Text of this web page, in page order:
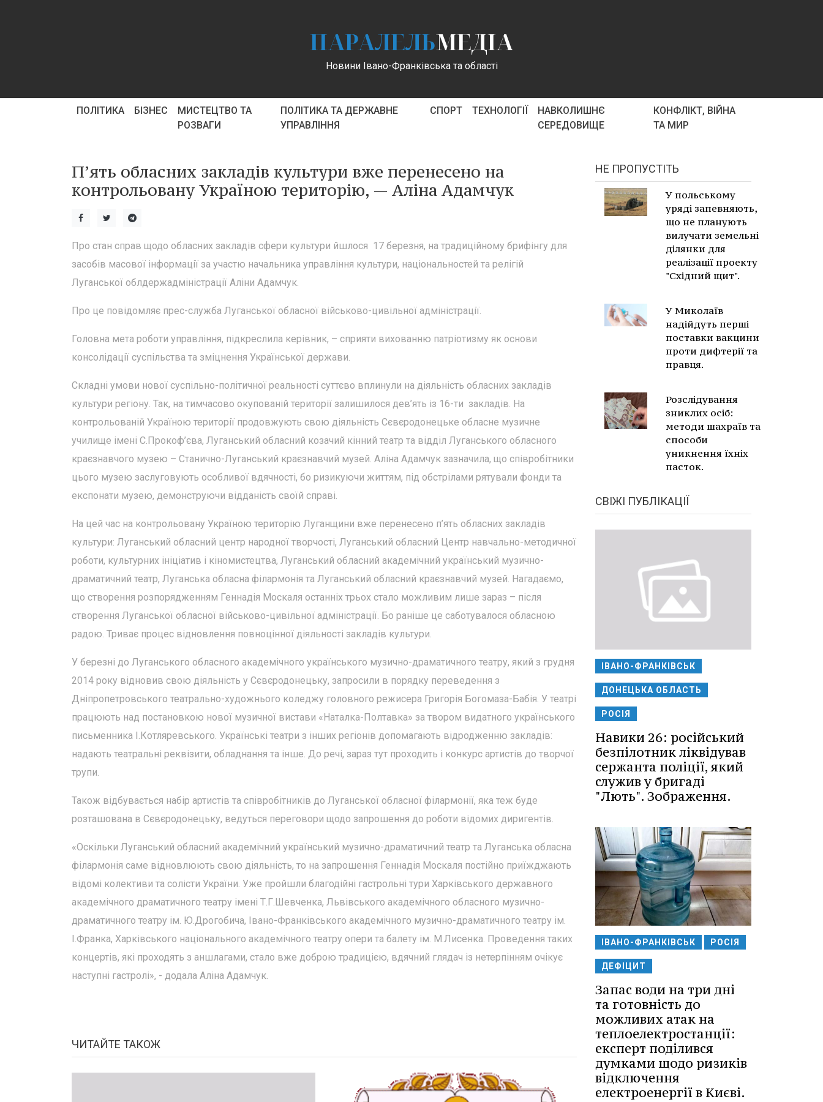
ПАРАЛЕЛЬМЕДІА
Новини Івано-Франківська та області
ПОЛІТИКА БІЗНЕС
МИСТЕЦТВО ТА
РОЗВАГИ
ПОЛІТИКА ТА ДЕРЖАВНЕ
УПРАВЛІННЯ
СПОРТ ТЕХНОЛОГІЇ
НАВКОЛИШНЄ
СЕРЕДОВИЩЕ
КОНФЛІКТ, ВІЙНА
ТА МИР
П’ять обласних закладів культури вже перенесено на
контрольовану Україною територію, — Аліна Адамчук
Про стан справ щодо обласних закладів сфери культури йшлося 17 березня, на традиційному брифінгу для
засобів масової інформації за участю начальника управління культури, національностей та релігій
Луганської облдержадміністрації Аліни Адамчук.
Про це повідомляє прес-служба Луганської обласної військово-цивільної адміністрації.
Головна мета роботи управління, підкреслила керівник, – сприяти вихованню патріотизму як основи
консолідації суспільства та зміцнення Української держави.
Складні умови нової суспільно-політичної реальності суттєво вплинули на діяльність обласних закладів
культури регіону. Так, на тимчасово окупованій території залишилося дев’ять із 16-ти закладів. На
контрольованій Україною території продовжують свою діяльність Сєвєродонецьке обласне музичне
училище імені С.Прокоф’єва, Луганський обласний козачий кінний театр та відділ Луганського обласного
краєзнавчого музею – Станично-Луганський краєзнавчий музей. Аліна Адамчук зазначила, що співробітники
цього музею заслуговують особливої вдячності, бо ризикуючи життям, під обстрілами рятували фонди та
експонати музею, демонструючи відданість своїй справі.
На цей час на контрольовану Україною територію Луганщини вже перенесено п’ять обласних закладів
культури: Луганський обласний центр народної творчості, Луганський обласний Центр навчально-методичної
роботи, культурних ініціатив і кіномистецтва, Луганський обласний академічний український музично-
драматичний театр, Луганська обласна філармонія та Луганський обласний краєзнавчий музей. Нагадаємо,
що створення розпорядженням Геннадія Москаля останніх трьох стало можливим лише зараз – після
створення Луганської обласної військово-цивільної адміністрації. Бо раніше це саботувалося обласною
радою. Триває процес відновлення повноцінної діяльності закладів культури.
У березні до Луганського обласного академічного українського музично-драматичного театру, який з грудня
2014 року відновив свою діяльність у Сєвєродонецьку, запросили в порядку переведення з
Дніпропетровського театрально-художнього коледжу головного режисера Григорія Богомаза-Бабія. У театрі
працюють над постановкою нової музичної вистави «Наталка-Полтавка» за твором видатного українського
письменника І.Котляревського. Українські театри з інших регіонів допомагають відродженню закладів:
надають театральні реквізити, обладнання та інше. До речі, зараз тут проходить і конкурс артистів до творчої
трупи.
Також відбувається набір артистів та співробітників до Луганської обласної філармонії, яка теж буде
розташована в Сєвєродонецьку, ведуться переговори щодо запрошення до роботи відомих диригентів.
«Оскільки Луганський обласний академічний український музично-драматичний театр та Луганська обласна
філармонія саме відновлюють свою діяльність, то на запрошення Геннадія Москаля постійно приїжджають
відомі колективи та солісти України. Уже пройшли благодійні гастрольні тури Харківського державного
академічного драматичного театру імені Т.Г.Шевченка, Львівського академічного обласного музично-
драматичного театру ім. Ю.Дрогобича, Івано-Франківського академічного музично-драматичного театру ім.
І.Франка, Харківського національного академічного театру опери та балету ім. М.Лисенка. Проведення таких
концертів, які проходять з аншлагами, стало вже доброю традицією, вдячний глядач із нетерпінням очікує
наступні гастролі», - додала Аліна Адамчук.
ЧИТАЙТЕ ТАКОЖ
НЕ ПРОПУСТІТЬ
У польському
уряді запевняють,
що не планують
вилучати земельні
ділянки для
реалізації проекту
"Східний щит".
У Миколаїв
надійдуть перші
поставки вакцини
проти дифтерії та
правця.
Розслідування
зниклих осіб:
методи шахраїв та
способи
уникнення їхніх
пасток.
СВІЖІ ПУБЛІКАЦІЇ
ІВАНО-ФРАНКІВСЬК
ДОНЕЦЬКА ОБЛАСТЬ
РОСІЯ
Навики 26: російський
безпілотник ліквідував
сержанта поліції, який
служив у бригаді
"Лють". Зображення.
ІВАНО-ФРАНКІВСЬК РОСІЯ
ДЕФІЦИТ
Запас води на три дні
та готовність до
можливих атак на
теплоелектростанції:
експерт поділився
думками щодо ризиків
відключення
електроенергії в Києві.